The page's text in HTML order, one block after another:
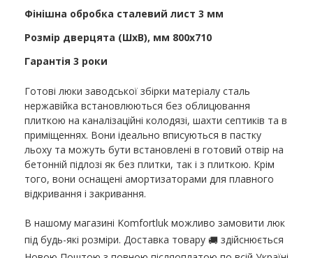
Фінішна обробка сталевий лист 3 мм
Розмір дверцята (ШхВ), мм 800х710
Гарантія 3 роки
Готові люки заводської збірки матеріалу сталь
нержавійка встановлюються без облицювання
плиткою на каналізаційні колодязі, шахти септиків та в
приміщеннях. Вони ідеально вписуються в пастку
льоху та можуть бути встановлені в готовий отвір на
бетонній підлозі як без плитки, так і з плиткою. Крім
того, вони оснащені амортизаторами для плавного
відкривання і закривання.
В нашому магазині Komfortluk можливо замовити люк
під будь-які розміри. Доставка товару 🚚 здійснюється